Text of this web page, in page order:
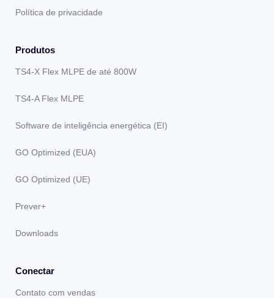
Política de privacidade
Produtos
TS4-X Flex MLPE de até 800W
TS4-A Flex MLPE
Software de inteligência energética (EI)
GO Optimized (EUA)
GO Optimized (UE)
Prever+
Downloads
Conectar
Contato com vendas